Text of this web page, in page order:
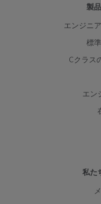
製
エンジニ
標
Cクラス
エン
私た